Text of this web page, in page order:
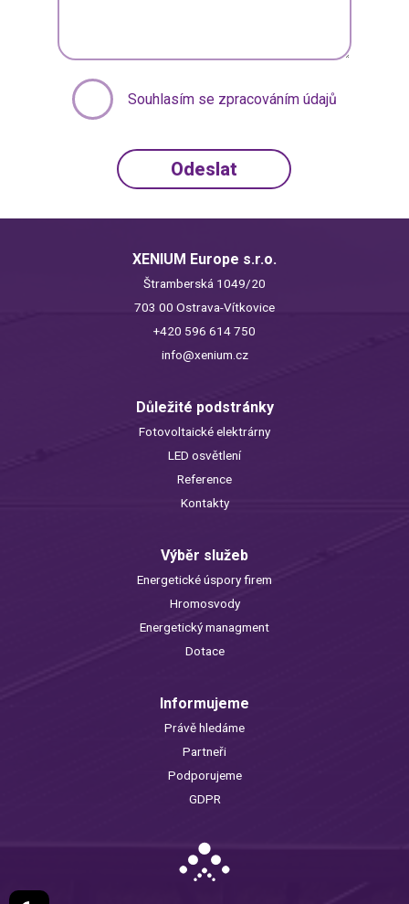
Souhlasím se zpracováním údajů
XENIUM Europe s.r.o.
Štramberská 1049/20
703 00 Ostrava-Vítkovice
+420 596 614 750
info@xenium.cz
Důležité podstránky
Fotovoltaické elektrárny
LED osvětlení
Reference
Kontakty
Výběr služeb
Energetické úspory firem
Hromosvody
Energetický managment
Dotace
Informujeme
Právě hledáme
Partneři
Podporujeme
GDPR